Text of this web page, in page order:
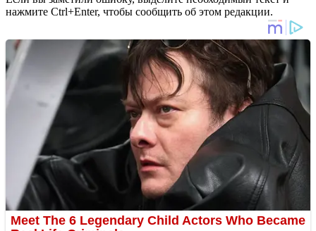
нажмите Ctrl+Enter, чтобы сообщить об этом редакции.